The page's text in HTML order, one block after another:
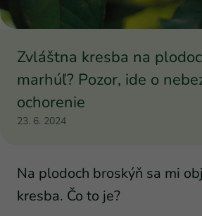
Zvláštna kresba na
marhúľ? Pozor, ide o
ochorenie
23. 6. 2024
Na plodoch broskýň sa mi
kresba. Čo to je?